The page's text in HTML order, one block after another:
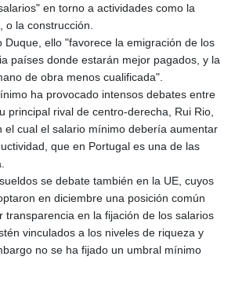
en torno a actividades como la
o la construcción.
Duque, ello "favorece la emigración de los
países donde estarán mejor pagados, y la
de obra menos cualificada".
ha provocado intensos debates entre
principal rival de centro-derecha, Rui Rio,
el cual el salario mínimo debería aumentar
que en Portugal es una de las
se debate también en la UE, cuyos
en diciembre una posición común
transparencia en la fijación de los salarios
vinculados a los niveles de riqueza y
no se ha fijado un umbral mínimo